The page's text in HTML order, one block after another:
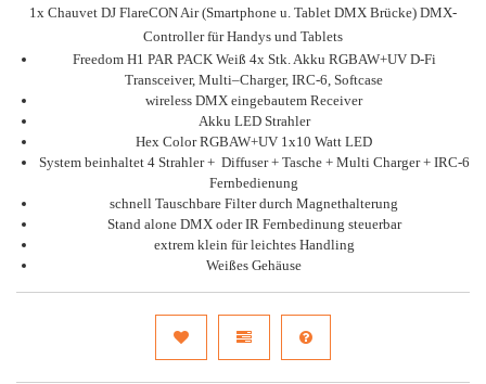
1x Chauvet DJ FlareCON Air (Smartphone u. Tablet DMX Brücke) DMX-
Controller für Handys und Tablets
Freedom H1 PAR PACK Weiß 4x Stk. Akku RGBAW+UV D-Fi
Transceiver, Multi–Charger, IRC-6, Softcase
wireless DMX eingebautem Receiver
Akku LED Strahler
Hex Color RGBAW+UV 1x10 Watt LED
System beinhaltet 4 Strahler + Diffuser + Tasche + Multi Charger + IRC-6
Fernbedienung
schnell Tauschbare Filter durch Magnethalterung
Stand alone DMX oder IR Fernbedinung steuerbar
extrem klein für leichtes Handling
Weißes Gehäuse